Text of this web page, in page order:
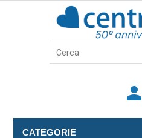
person
CATEGORIE